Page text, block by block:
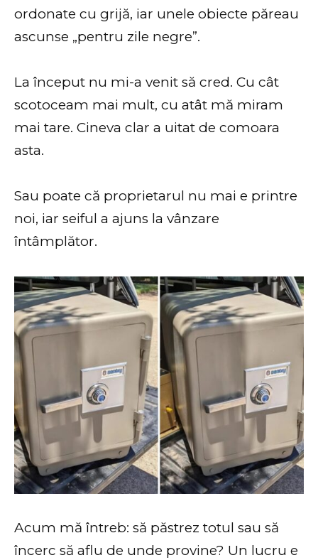
ordonate cu grijă, iar unele obiecte păreau
ascunse „pentru zile negre”.
La început nu mi-a venit să cred. Cu cât
scotoceam mai mult, cu atât mă miram
mai tare. Cineva clar a uitat de comoara
asta.
Sau poate că proprietarul nu mai e printre
noi, iar seiful a ajuns la vânzare
întâmplător.
Acum mă întreb: să păstrez totul sau să
încerc să aflu de unde provine? Un lucru e